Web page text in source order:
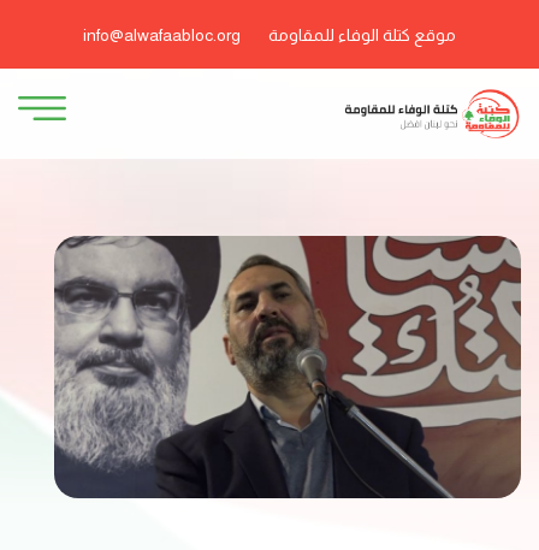
موقع كتلة الوفاء للمقاومة info@alwafaabloc.org